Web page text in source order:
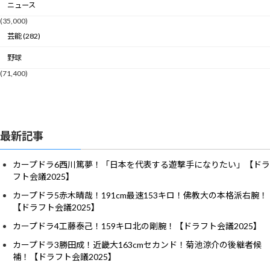
ニュース
(35,000)
芸能 (282)
野球
(71,400)
最新記事
カープドラ6西川篤夢！「日本を代表する遊撃手になりたい」【ドラ
フト会議2025】
カープドラ5赤木晴哉！191cm最速153キロ！佛教大の本格派右腕！
【ドラフト会議2025】
カープドラ4工藤泰己！159キロ北の剛腕！【ドラフト会議2025】
カープドラ3勝田成！近畿大163cmセカンド！菊池涼介の後継者候
補！【ドラフト会議2025】